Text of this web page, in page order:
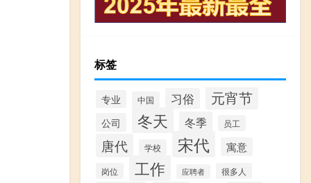
标签
专业 中国 习俗 元宵节
公司 冬天 冬季 员工
唐代 学校 宋代 寓意
岗位 工作 应聘者 很多人